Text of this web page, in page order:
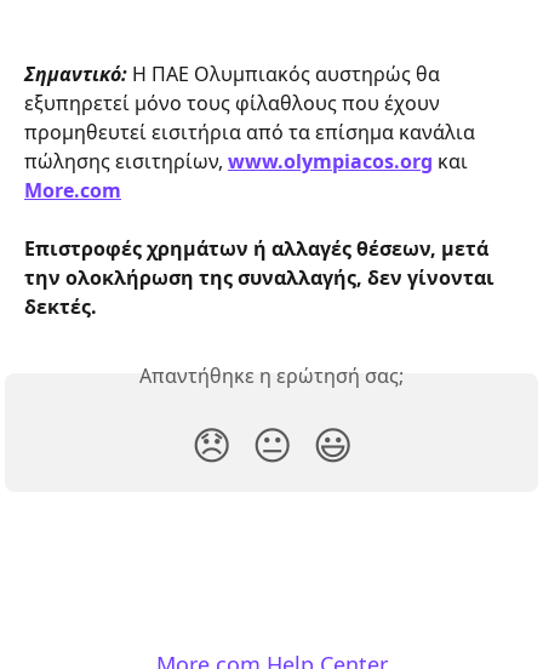
Σημαντικό: Η ΠΑΕ Ολυμπιακός αυστηρώς θα
εξυπηρετεί μόνο τους φίλαθλους που έχουν
προμηθευτεί εισιτήρια από τα επίσημα κανάλια
πώλησης εισιτηρίων, www.olympiacos.org και
More.com
Eπιστροφές χρημάτων ή αλλαγές θέσεων, μετά
την ολοκλήρωση της συναλλαγής, δεν γίνονται
δεκτές.
Απαντήθηκε η ερώτησή σας;
😞 😐 😃